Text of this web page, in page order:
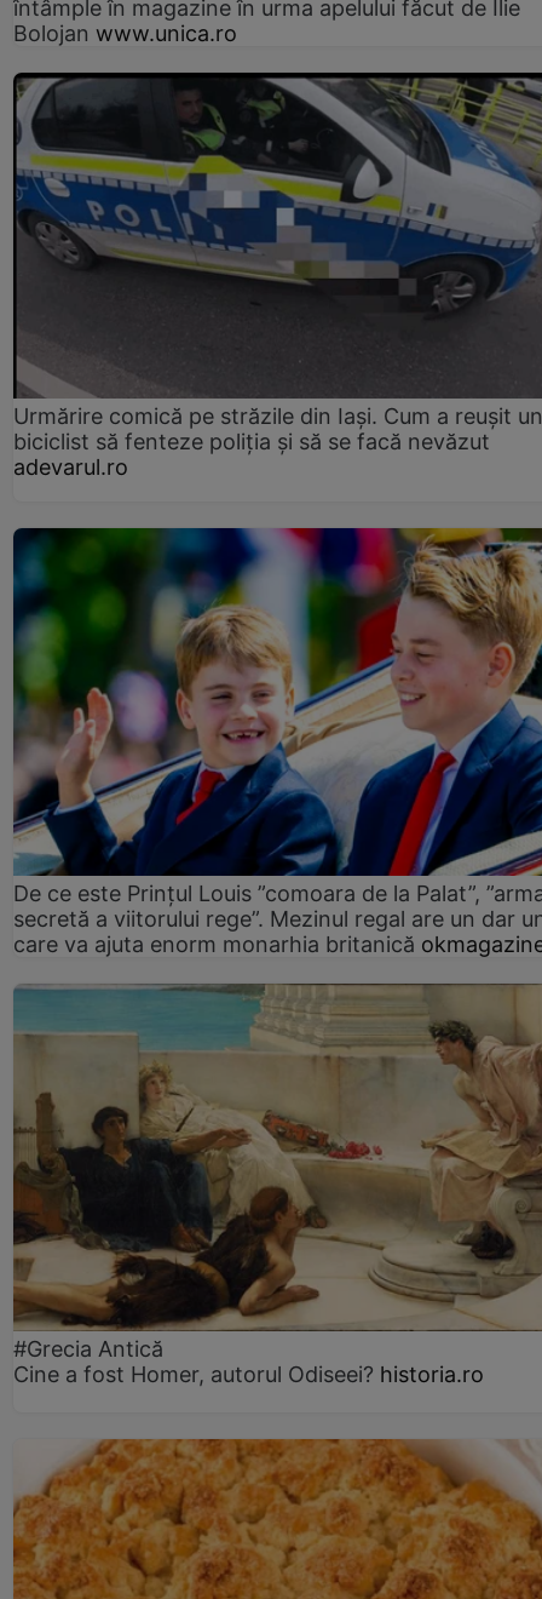
întâmple în magazine în urma apelului făcut de Ilie
Bolojan www.unica.ro
Urmărire comică pe străzile din Iași. Cum a reușit un
biciclist să fenteze poliția și să se facă nevăzut
adevarul.ro
De ce este Prințul Louis ”comoara de la Palat”,
secretă a viitorului rege”. Mezinul regal are un dar
care va ajuta enorm monarhia britanică
#Grecia Antică
Cine a fost Homer, autorul Odiseei? historia.ro